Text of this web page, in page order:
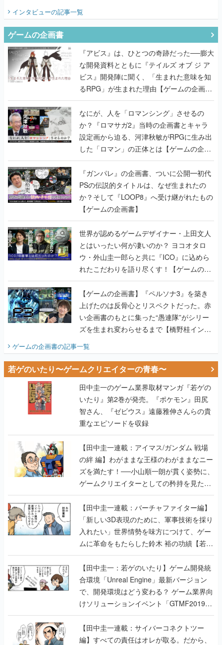
インタビューの記事一覧
ゲームの企画書
『アビス』は、ひとつの奇跡だった──膨大
な開発資料とともに『テイルズ オブ ジ ア
ビス』開発陣に聞く、「生まれた意味を知
るRPG」が生まれた理由【ゲームの企画
書】
なにが、人を「ロマンシング」させるの
か？『ロマサガ2』当時の企画書とキャラ
設定画から迫る、河津秋敏がRPGに生み出
した「ロマン」の正体とは【ゲームの企画
書】
『ガンパレ』の企画書、ついに公開━初代
PSの伝説的タイトルは、なぜ生まれたの
か？そして『LOOP8』へ受け継がれたもの
【ゲームの企画書】
世界が認めるゲームデザイナー・上田文人
とはいったい何が凄いのか？ ヨコオタロ
ウ・外山圭一郎らと共に『ICO』に込めら
れたこだわりを語り尽くす！【ゲームの企
画書】
【ゲームの企画書】『ペルソナ3』を築き
上げたのは反骨心とリスペクトだった。赤
い企画書のもとに集った“愚連隊”がシリー
ズを生まれ変わらせるまで【橋野桂インタ
ゲームの企画書の記事一覧
若ゲのいたり〜ゲームクリエイターの青春〜
田中圭一のゲーム業界取材マンガ『若ゲの
いたり』第2巻が発売。『ポケモン』田尻
智さん、『ゼビウス』遠藤雅伸さんらの貴
重なエピソードを収録
【田中圭一連載：アイマス/ガンダム 戦場
の絆 編】わがままな王様のわがままなニー
ズを満たす！──小山順一朗が貫く姿勢に、
ゲームクリエイターとしての矜持を見た
【若ゲのいたり最終回】
【田中圭一連載：バーチャファイター編】
「新しい3D表現のために、軍事技術を採り
入れたい」世界情勢を味方につけて、ゲー
ムに革命をもたらした鈴木 裕の功績【若ゲ
のいたり】
【田中圭一：若ゲのいたり】ゲーム開発統
合環境「Unreal Engine」最新バージョン
で、開発環境はどう変わる？ ゲーム業界向
けソリューションイベント「GTMF2019」
に行って、より理解を深めよう【PR】
【田中圭一連載：サイバーコネクトツー
編】すべての責任はオレが取る。だから、